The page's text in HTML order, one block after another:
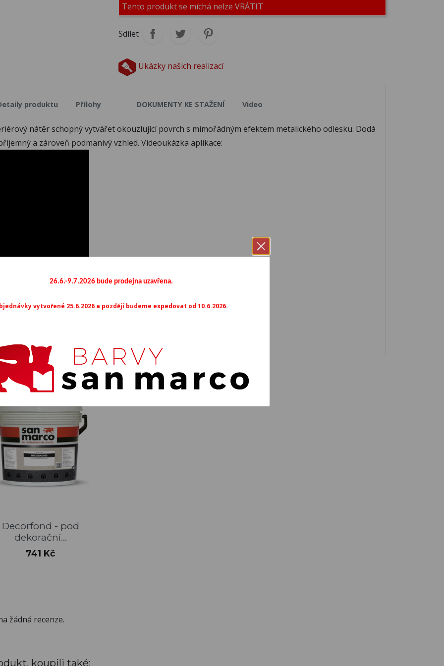
M036 M037 M038
M041 M042 M043
M048
M051 M052 M053 M054 M055
M069
M076
Tento produkt se míchá nelze VRÁTIT
Sdílet
Ukázky našich realizací
produktu Přílohy DOKUMENTY KE STAŽENÍ Video
nátěr schopný vytvářet okouzlující povrch s mimořádným efektem metalického odlesku. Dodá
a zároveň podmanivý vzhled. Videoukázka aplikace:
Mohlo by vás také zajímat
Rychlý náhled
Decorfond - pod
dekorační...
Cena
741 Kč
žádná recenze.
koupili také:
26.6.-9.7.2026 bude prodejna uzavřena.
vytvořené 25.6.2026 a později budeme expedovat od 10.6.2026.